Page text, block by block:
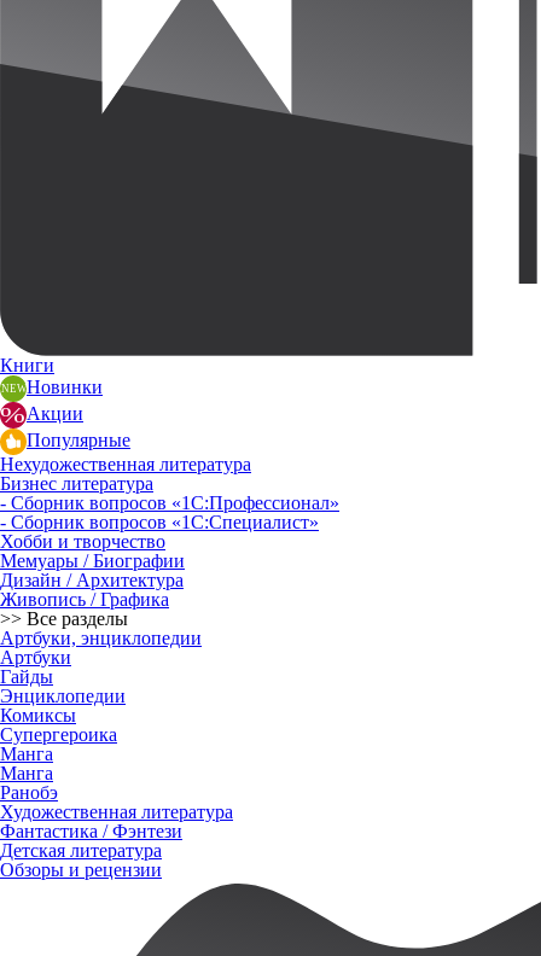
Книги
Новинки
Акции
Популярные
Нехудожественная литература
Бизнес литература
- Сборник вопросов «1С:Профессионал»
- Сборник вопросов «1С:Специалист»
Хобби и творчество
Мемуары / Биографии
Дизайн / Архитектура
Живопись / Графика
>> Все разделы
Артбуки, энциклопедии
Артбуки
Гайды
Энциклопедии
Комиксы
Супергероика
Манга
Манга
Ранобэ
Художественная литература
Фантастика / Фэнтези
Детская литература
Обзоры и рецензии